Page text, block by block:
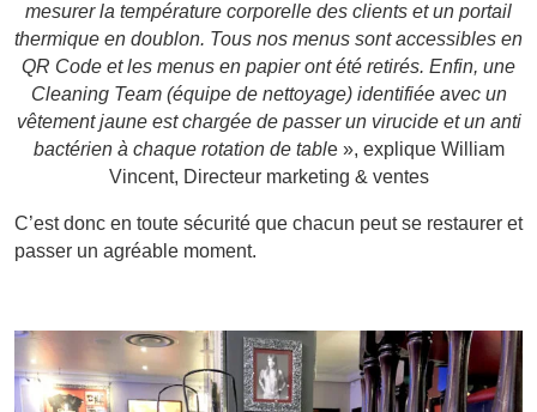
mesurer la température corporelle des clients et un portail
thermique en doublon. Tous nos menus sont accessibles en
QR Code et les menus en papier ont été retirés. Enfin, une
Cleaning Team (équipe de nettoyage) identifiée avec un
vêtement jaune est chargée de passer un virucide et un anti
bactérien à chaque rotation de table », explique William
Vincent, Directeur marketing & ventes
C’est donc en toute sécurité que chacun peut se restaurer et
passer un agréable moment.